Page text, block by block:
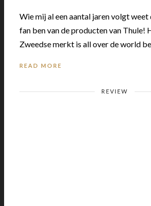
Wie mij al een aantal jaren volgt
fan ben van de producten van Thule!
Zweedse merkt is all over de world
READ MORE
REVIEW